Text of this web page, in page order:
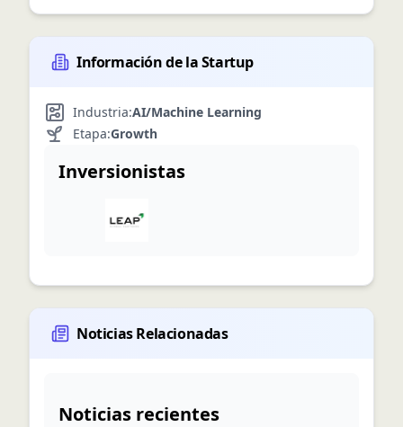
Información de la Startup
Industria:AI/Machine Learning
Etapa:Growth
Inversionistas
Noticias Relacionadas
Noticias recientes